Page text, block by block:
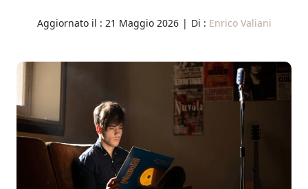
Aggiornato il : 21 Maggio 2026 | Di : Enrico Valiani